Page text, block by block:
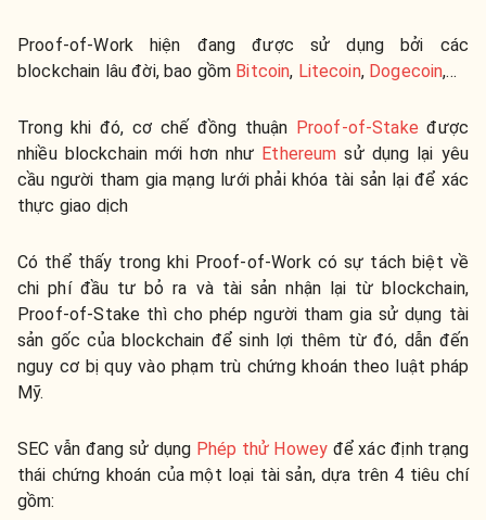
Proof-of-Work hiện đang được sử dụng bởi các
blockchain lâu đời, bao gồm Bitcoin, Litecoin, Dogecoin,...
Trong khi đó, cơ chế đồng thuận Proof-of-Stake được
nhiều blockchain mới hơn như Ethereum sử dụng lại yêu
cầu người tham gia mạng lưới phải khóa tài sản lại để xác
thực giao dịch
Có thể thấy trong khi Proof-of-Work có sự tách biệt về
chi phí đầu tư bỏ ra và tài sản nhận lại từ blockchain,
Proof-of-Stake thì cho phép người tham gia sử dụng tài
sản gốc của blockchain để sinh lợi thêm từ đó, dẫn đến
nguy cơ bị quy vào phạm trù chứng khoán theo luật pháp
Mỹ.
SEC vẫn đang sử dụng Phép thử Howey để xác định trạng
thái chứng khoán của một loại tài sản, dựa trên 4 tiêu chí
gồm: